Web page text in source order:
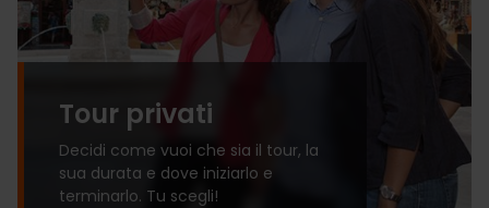
Tour privati
Decidi come vuoi che sia il tour, la
sua durata e dove iniziarlo e
terminarlo. Tu scegli!